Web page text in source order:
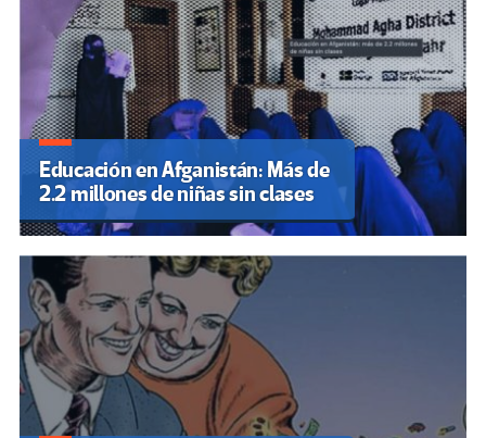
Educación en Afganistán: Más de
2.2 millones de niñas sin clases